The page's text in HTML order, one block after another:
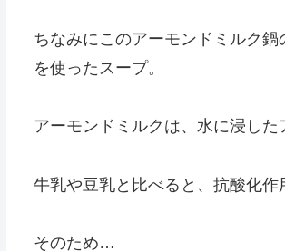
ちなみにこのアーモンドミルク
を使ったスープ。
アーモンドミルクは、水に浸し
牛乳や豆乳と比べると、抗酸化作
そのため…